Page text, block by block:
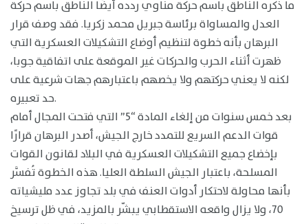
ما ذكره الناطق باسم حركة مناوي ردده أيضًا الناطق باسم حركة
العدل والمساواة برئاسة جبريل محمد زكريا. فقد وصف قرار
البرهان بأنه خطوة لتنظيم أوضاع التشكيلات العسكرية التي
ظهرت أثناء الحرب والحركات غير الموقعة على اتفاقية جوبا،
لكنه لا يعني حركتهم ولا يخصهم باعتبارهم جهات شرعية على
حد تعبيره.
بعد خمس سنوات من إلغاء المادة “5” التي فتحت المجال أمام
قوات الدعم السريع للتمدد خارج الجيش، أصدر البرهان قرارًا
بإخضاع جميع التشكيلات العسكرية في البلاد لقانون القوات
المسلحة، باعتبار الجيش السلطة العليا. هذه الخطوة تُفسَّر
بأنها محاولة لاحتكار أدوات العنف في بلد تجاوز عدد مليشياته
70، ولا يزال واقعه الاستقطابي يبشّر بالمزيد، في ظل ترسيخ